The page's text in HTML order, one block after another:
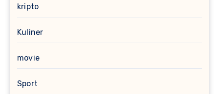
kripto
Kuliner
movie
Sport